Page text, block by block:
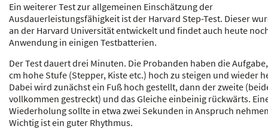
Ein weiterer Test zur allgemeinen Einschätzung der
Ausdauerleistungsfähigkeit ist der Harvard Step-Test. Dieser
an der Harvard Universität entwickelt und findet auch heute
Anwendung in einigen Testbatterien.
Der Test dauert drei Minuten. Die Probanden haben die
cm hohe Stufe (Stepper, Kiste etc.) hoch zu steigen und wieder
Dabei wird zunächst ein Fuß hoch gestellt, dann der zweite
vollkommen gestreckt) und das Gleiche einbeinig rückwärts.
Wiederholung sollte in etwa zwei Sekunden in Anspruch
Wichtig ist ein guter Rhythmus.